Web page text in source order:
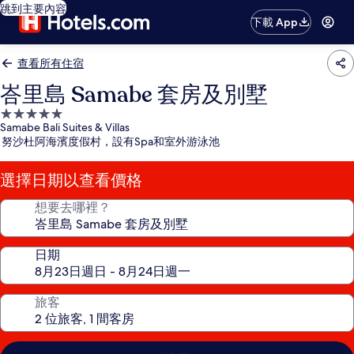
跳到主要內容
下載 App
查看所有住宿
峇里島 Samabe 套房及別墅
5.0
星
級
住
宿
Samabe Bali Suites & Villas
努沙杜阿海濱度假村，設有Spa和室外游泳池
選擇日期以查看價格
想要去哪裡？
日期
旅客